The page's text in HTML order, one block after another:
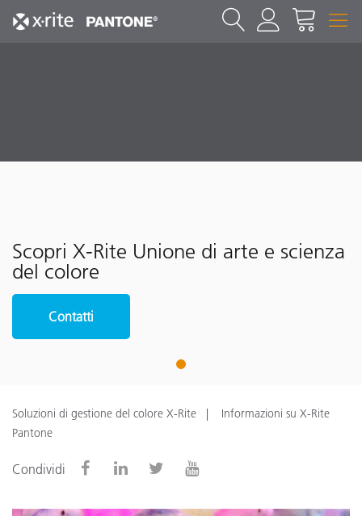
Scopri X-Rite Unione di arte e scienza
del colore
Contatti
1
Soluzioni di gestione del colore X-Rite
Informazioni su X-Rite
Pantone
Condividi